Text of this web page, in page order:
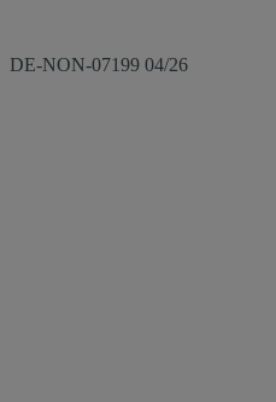
DE-NON-07199 04/26